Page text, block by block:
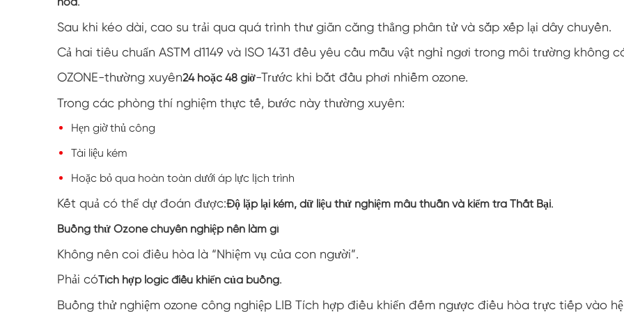
Buồng nhiệt độ
Buồng giữ ẩm nhiệt lạnh
Buồng môi trường dưới không
Sau khi kéo dài, cao su trải qua quá trình thư giãn căng thẳng phân tử và sắp xếp lại dây chuyền.
Cả hai tiêu chuẩn ASTM d1149 và ISO 1431 đều yêu cầu mẫu vật nghỉ ngơi trong môi trường không
OZONE-thường xuyên24 hoặc 48 giờ-Trước khi bắt đầu phơi nhiễm ozone.
Trong các phòng thí nghiệm thực tế, bước này thường xuyên:
Hẹn giờ thủ công
Tài liệu kém
Hoặc bỏ qua hoàn toàn dưới áp lực lịch trình
Kết quả có thể dự đoán được:Độ lặp lại kém, dữ liệu thử nghiệm mâu thuẫn và kiểm tra Thất Bại.
Buồng thử Ozone chuyên nghiệp nên làm gì
Không nên coi điều hòa là “Nhiệm vụ của con người”.
Phải cóTích hợp logic điều khiển của buồng.
Buồng thử nghiệm ozone công nghiệp LIB Tích hợp điều khiển đếm ngược điều hòa trực tiếp vào hệ